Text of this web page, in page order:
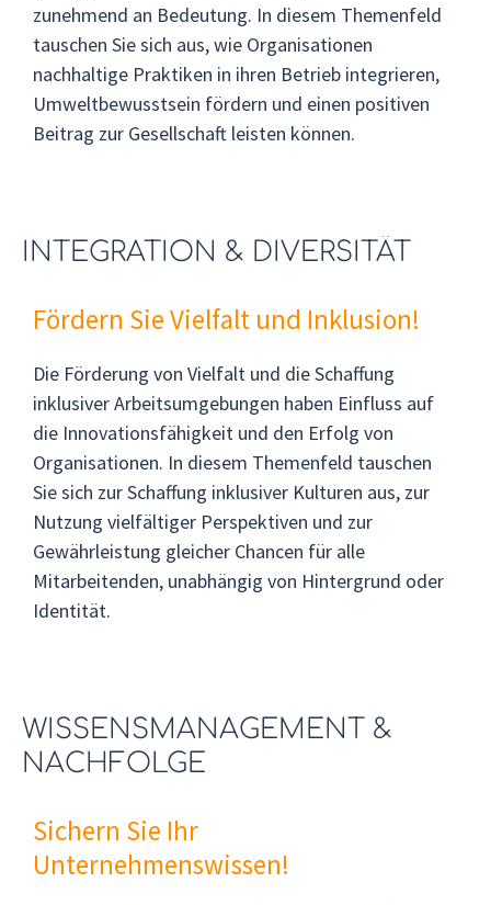
zunehmend an Bedeutung. In diesem Themenfeld
tauschen Sie sich aus, wie Organisationen
nachhaltige Praktiken in ihren Betrieb integrieren,
Umweltbewusstsein fördern und einen positiven
Beitrag zur Gesellschaft leisten können.
INTEGRATION & DIVERSITÄT
Fördern Sie Vielfalt und Inklusion!
Die Förderung von Vielfalt und die Schaffung
inklusiver Arbeitsumgebungen haben Einfluss auf
die Innovationsfähigkeit und den Erfolg von
Organisationen. In diesem Themenfeld tauschen
Sie sich zur Schaffung inklusiver Kulturen aus, zur
Nutzung vielfältiger Perspektiven und zur
Gewährleistung gleicher Chancen für alle
Mitarbeitenden, unabhängig von Hintergrund oder
Identität.
WISSENSMANAGEMENT &
NACHFOLGE
Sichern Sie Ihr
Unternehmenswissen!